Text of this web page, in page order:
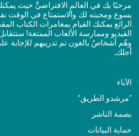
مرحبًا بك في العالمٍ الافتراضيٍّ حيث
يسوع ومحبته لك والاستمتاع في الوقت
الرائع يمكنك القيام بمغامرات الكتاب
الفيديو وممارسة الألعاب الممتعة!
وهُم أشخاصٌ بالغون تم تدريبهم للإجابة
أجلك,
الآباء
"مرشدو الطريق"
بصمة الناشر
حماية البيانات